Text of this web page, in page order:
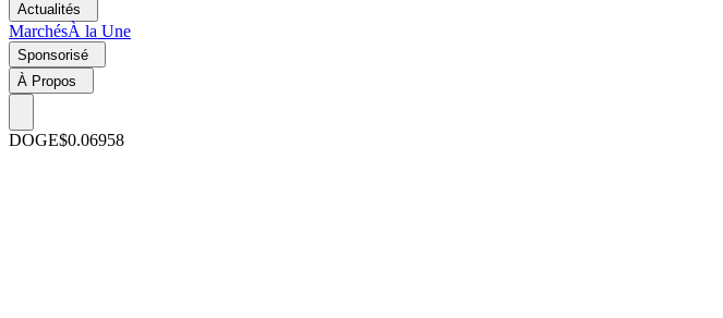
Actualités
MarchésÀ la Une
Sponsorisé
À Propos
DOGE$0.06958